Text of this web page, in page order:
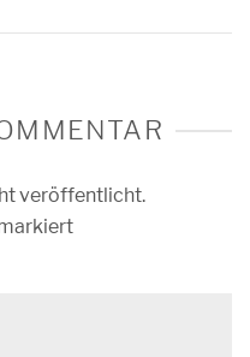
veröffentlicht.